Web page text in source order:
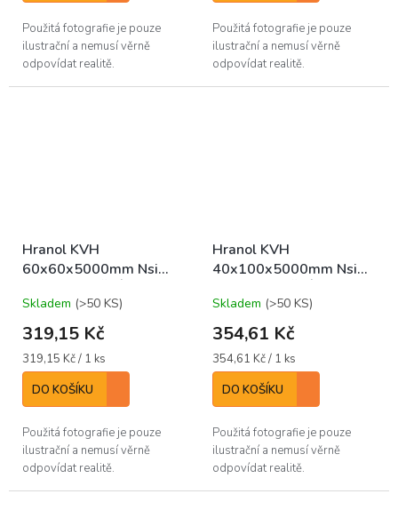
Použitá fotografie je pouze
ilustrační a nemusí věrně
odpovídat realitě.
Použitá fotografie je pouze
ilustrační a nemusí věrně
odpovídat realitě.
Hranol KVH
60x60x5000mm Nsi
Skladem (>50 KS)
319,15 Kč
Měrná
cena:
319,15 Kč / 1 ks
DO KOŠÍKU
Použitá fotografie je pouze
ilustrační a nemusí věrně
odpovídat realitě.
Hranol KVH
40x100x5000mm Nsi
Skladem (>50 KS)
354,61 Kč
Měrná
cena:
354,61 Kč / 1 ks
DO KOŠÍKU
Použitá fotografie je pouze
ilustrační a nemusí věrně
odpovídat realitě.